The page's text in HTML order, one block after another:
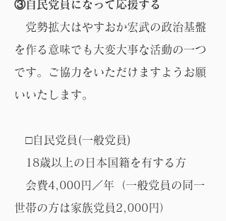
③自民党員になって応援する
党勢拡大はやすおか宏武の政治基盤
を作る意味でも大変大事な活動の一つ
です。ご協力をいただけますようお願
いいたします。
□自民党員(一般党員)
18歳以上の日本国籍を有する方
会費4,000円／年（一般党員の同一
世帯の方は家族党員2,000円）